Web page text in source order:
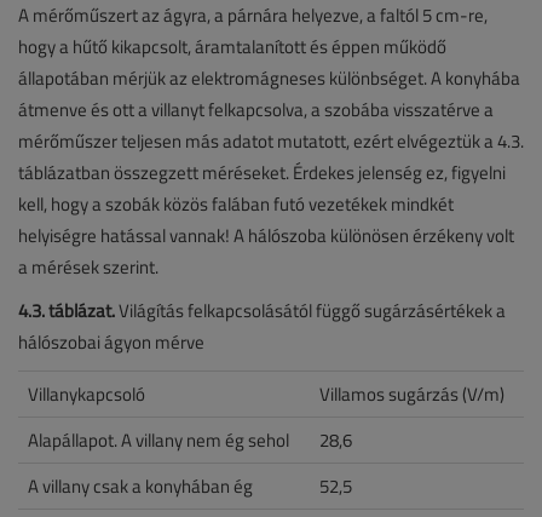
A mérőműszert az ágyra, a párnára helyezve, a faltól 5 cm-re,
hogy a hűtő kikapcsolt, áramtalanított és éppen működő
állapotában mérjük az elektromágneses különbséget. A konyhába
átmenve és ott a villanyt felkapcsolva, a szobába visszatérve a
mérőműszer teljesen más adatot mutatott, ezért elvégeztük a 4.3.
táblázatban összegzett méréseket. Érdekes jelenség ez, figyelni
kell, hogy a szobák közös falában futó vezetékek mindkét
helyiségre hatással vannak! A hálószoba különösen érzékeny volt
a mérések szerint.
4.3. táblázat.Világítás felkapcsolásától függő sugárzásértékek a
hálószobai ágyon mérve
Villanykapcsoló
Villamos sugárzás (V/m)
Alapállapot. A villany nem ég sehol
28,6
A villany csak a konyhában ég
52,5